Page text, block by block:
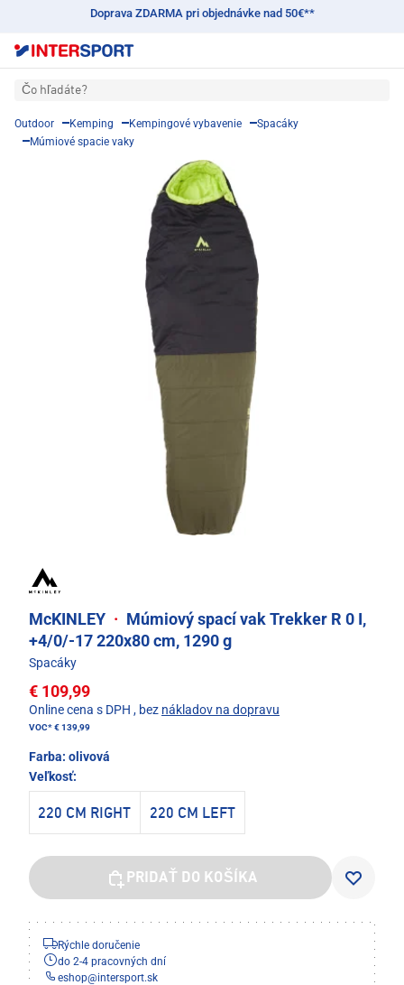
Doprava ZDARMA pri objednávke nad 50€**
Čo hľadáte?
Outdoor Kemping Kempingové vybavenie
Spacáky
Múmiové spacie vaky
McKINLEY · Múmiový spací vak Trekker R 0 I,
+4/0/-17 220x80 cm, 1290 g
Spacáky
€ 109,99
Online cena s DPH , bez nákladov na dopravu
VOC*€ 139,99
Farba: olivová
Veľkosť:
220 CM RIGHT 220 CM LEFT
PRIDAŤ DO KOŠÍKA
Rýchle doručenie
do 2-4 pracovných dní
eshop@intersport.sk